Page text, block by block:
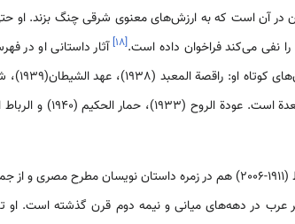
در آن است که به ارزش‌های معنوی شرقی چنگ بزند. او حتی
را نفی می‌کند فراخوان داده است.[۱۸] آثار داستانی او در
نجیب محفوظ (1911-2006) هم در زمره داستان نویسان مطرح